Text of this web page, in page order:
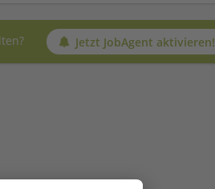
Jetzt JobAgent aktivieren!